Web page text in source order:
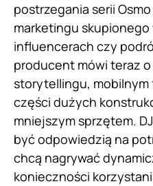
postrzegania serii
marketingu skupionego
influencerach czy
producent mówi teraz
storytellingu, mobilnym
części dużych
mniejszym sprzętem.
być odpowiedzią na
chcą nagrywać
konieczności